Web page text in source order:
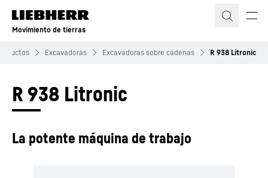
Movimiento de tierras
Excavadoras Excavadoras sobre cadenas R 938 Litronic
R 938 Litronic
La potente máquina de trabajo